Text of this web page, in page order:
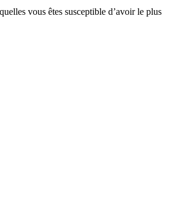
vous êtes susceptible d’avoir le plus